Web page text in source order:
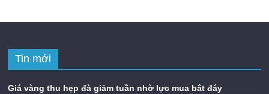
Tin mới
Giá vàng thu hẹp đà giảm tuần nhờ lực mua bắt đáy